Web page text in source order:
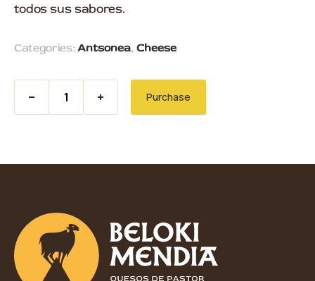
todos sus sabores.
Categories:Antsonea, Cheese
Antsonea Blue Cheese quantity
Purchase